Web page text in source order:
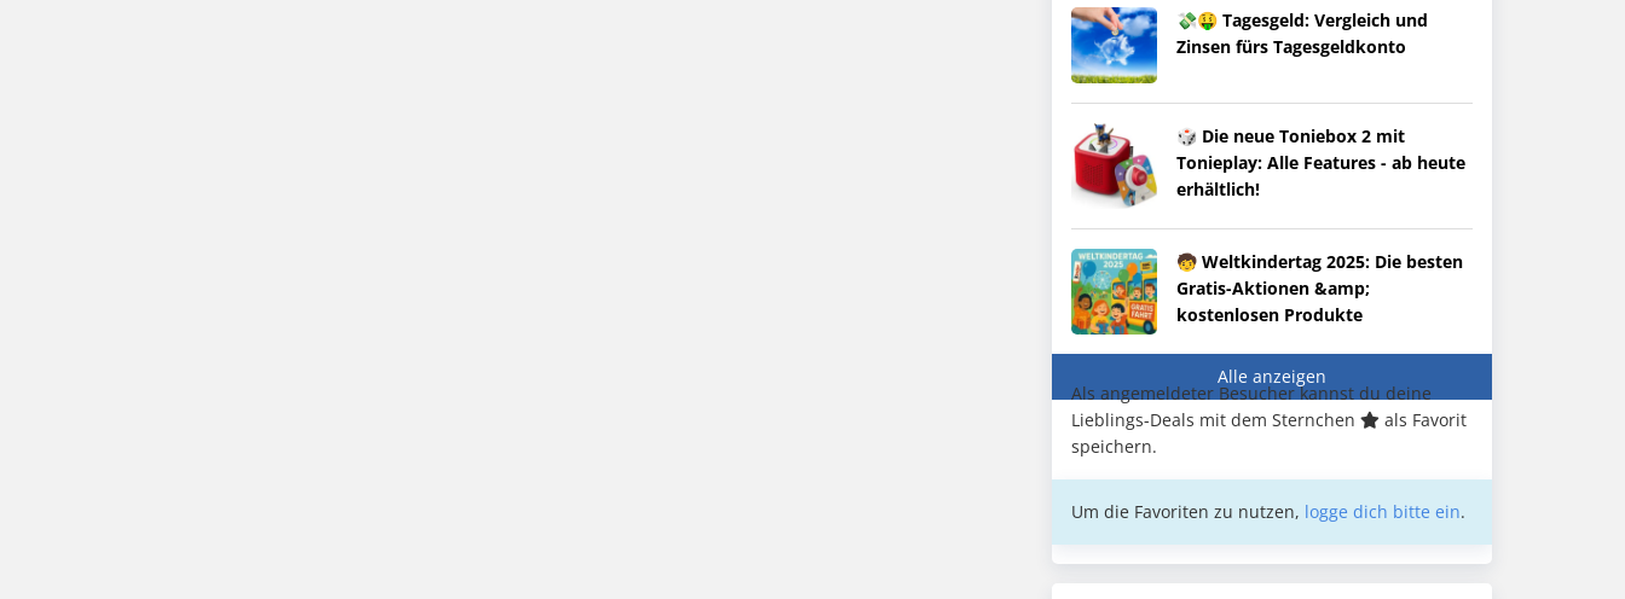
💸🤑 Tagesgeld: Vergleich und
Zinsen fürs Tagesgeldkonto
🎲 Die neue Toniebox 2 mit
Tonieplay: Alle Features - ab heute
erhältlich!
🧒 Weltkindertag 2025: Die besten
Gratis-Aktionen &amp;
kostenlosen Produkte
Alle anzeigen
Als angemeldeter Besucher kannst du deine
Lieblings-Deals mit dem Sternchen
als Favorit
speichern.
Um die Favoriten zu nutzen, logge dich bitte ein.